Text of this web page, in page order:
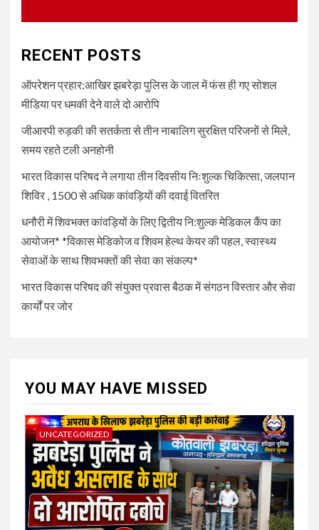
UNCATEGORIZED
द्वितीय नि:शुल्क मेडिकल कैंप का
हेल्थ केयर की पहल, स्वास्थ्य सेवाओं
के साथ शिवभक्तों की सेवा का संकल्प*
5
बैठक में संगठन विस्तार और सेवा कार्यों
पर जोर
RECENT POSTS
ऑपरेशन प्रहार:आखिर झबरेड़ा पुलिस के जाल में फंस ही गए सोशल
मीडिया पर धमकी देने वाले दो आरोपि
जीआरपी रुड़की की सतर्कता से तीन नाबालिग सुरक्षित परिजनों से मिले,
समय रहते टली अनहोनी
भारत विकास परिषद ने लगाया तीन दिवसीय निःशुल्क चिकित्सा, जलपान
शिविर , 1500 से अधिक कांवड़ियों की दवाई वितरित
धनौरी में शिवभक्त कांवड़ियों के लिए द्वितीय नि:शुल्क मेडिकल कैंप का
आयोजन* *विकास मेडिकोज व शिवम हेल्थ केयर की पहल, स्वास्थ्य
सेवाओं के साथ शिवभक्तों की सेवा का संकल्प*
भारत विकास परिषद की संयुक्त प्रवास बैठक में संगठन विस्तार और सेवा
कार्यों पर जोर
YOU MAY HAVE MISSED
UNCATEGORIZED